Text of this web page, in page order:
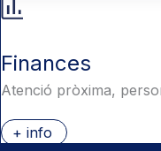
Finances
Atenció pròxima,
+ info